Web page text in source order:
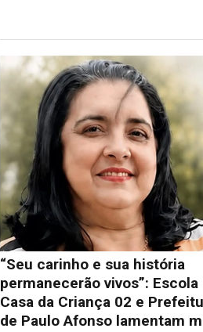
“Seu carinho e sua história
permanecerão vivos”: Escola
Casa da Criança 02 e
de Paulo Afonso lamentam